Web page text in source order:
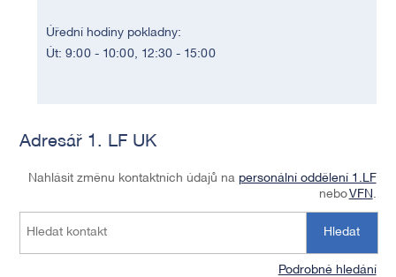
Úřední hodiny pokladny:
Út: 9:00 - 10:00, 12:30 - 15:00
Adresář 1. LF UK
Nahlásit změnu kontaktních údajů na personální oddělení 1.LF
neboVFN .
Hledat
Podrobné hledání